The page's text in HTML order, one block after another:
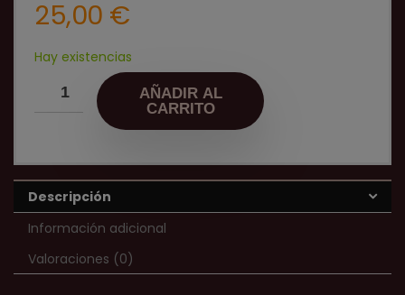
25,00 €
Hay existencias
AÑADIR AL
CARRITO
Descripción
Información adicional
Valoraciones (0)